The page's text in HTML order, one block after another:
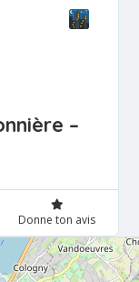
–
Donne ton avis